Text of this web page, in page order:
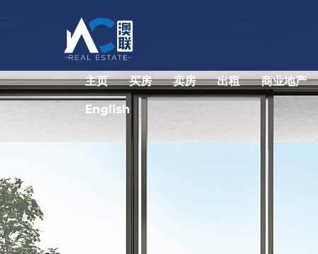
主页 买房 卖房 出租 商业地产
English